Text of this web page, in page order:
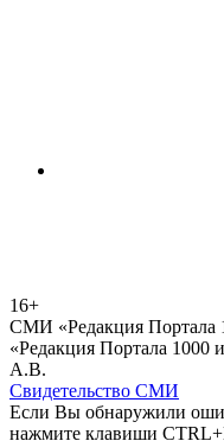
16+
СМИ «Редакция Портала
«Редакция Портала
А.В.
Свидетельство СМИ
Если Вы обнаружили
нажмите клавиши